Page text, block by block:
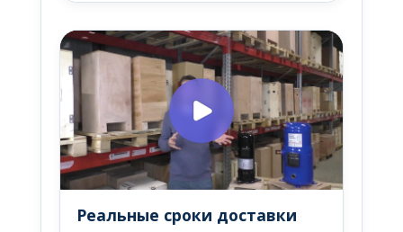
Реальные сроки доставки